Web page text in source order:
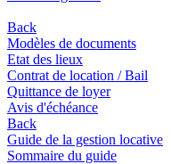
Back
Modèles de documents
Etat des lieux
Contrat de location / Bail
Quittance de loyer
Avis d'échéance
Back
Guide de la gestion locative
Sommaire du guide